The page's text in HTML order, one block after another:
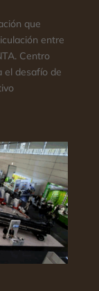
que
entre
Centro
el desafío de